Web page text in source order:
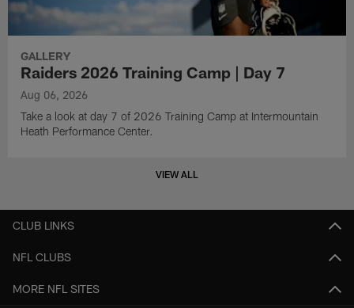
GALLERY
Raiders 2026 Training Camp | Day 7
Aug 06, 2026
Take a look at day 7 of 2026 Training Camp at Intermountain
Heath Performance Center.
VIEW ALL
CLUB LINKS
NFL CLUBS
MORE NFL SITES